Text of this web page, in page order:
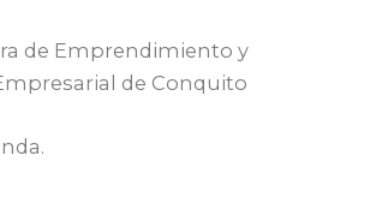
de Emprendimiento y
de Conquito